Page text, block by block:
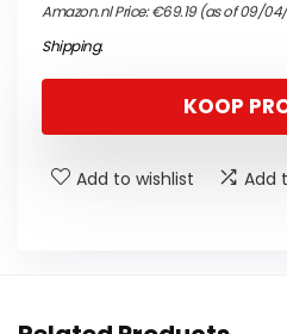
Amazon.nl Price:€69.19(as of 09/04/
Shipping.
KOOP
Add to wishlist Add